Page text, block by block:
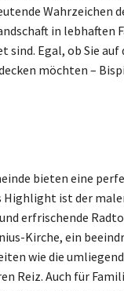
Wahrzeichen
in lebhaften
Egal, ob Sie auf
möchten –
bieten eine
Highlight ist der
erfrischende
Kirche, ein
wie die
Reiz. Auch für